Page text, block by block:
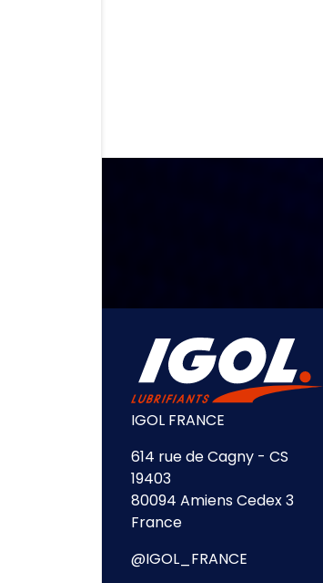
IGOL FRANCE
614 rue de Cagny - CS
19403
80094 Amiens Cedex 3
France
@IGOL_FRANCE